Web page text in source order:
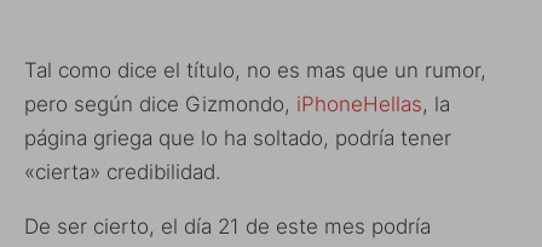
Tal como dice el título, no es mas que un rumor,
pero según dice Gizmondo, iPhoneHellas, la
página griega que lo ha soltado, podría tener
«cierta» credibilidad.
De ser cierto, el día 21 de este mes podría